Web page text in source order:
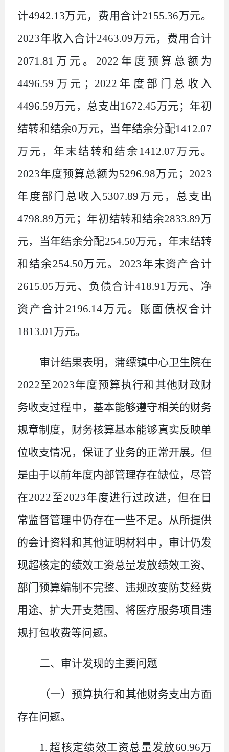
计4942.13万元，费用合计2155.36万元。
2023年收入合计2463.09万元，费用合计
2071.81 万元。 2022 年度预算总额为
4496.59 万元 ； 2022 年度部门总收入
4496.59万元，总支出1672.45万元；年初
结转和结余0万元，当年结余分配1412.07
万元，年末结转和结余 1412.07万元。
2023年度预算总额为5296.98万元 ； 2023
年度部门总收入 5307.89 万元，总支出
4798.89万元；年初结转和结余2833.89万
元，当年结余分配254.50万元，年末结转
和结余254.50万元。 2023年末资产合计
2615.05万元、负债合计418.91 万元、净
资产合计2196.14万元。账面债权合计
1813.01 万元。
审计结果表明，蒲缥镇中心卫生院在
2022至2023年度预算执行和其他财政财
务收支过程中，基本能够遵守相关的财务
规章制度，财务核算基本能够真实反映单
位收支情况，保证了业务的正常开展。但
是由于以前年度内部管理存在缺位，尽管
在2022至2023年度进行过改进，但在日
常监督管理中仍存在一些不足。从所提供
的会计资料和其他证明材料中，审计仍发
现超核定的绩效工资总量发放绩效工资、
部门预算编制不完整、违规改变防艾经费
用途、扩大开支范围、将医疗服务项目违
规打包收费等问题。
二、审计发现的主要问题
（一）预算执行和其他财务支出方面
存在问题。
1. 超核定绩效工资总量发放60.96万